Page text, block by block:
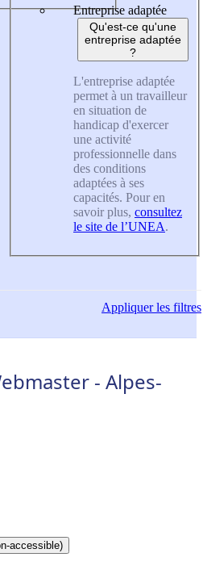
Entreprise adaptée
Qu'est-ce qu'une
entreprise adaptée
?
L'entreprise adaptée
permet à un travailleur
en situation de
handicap d'exercer
une activité
professionnelle dans
des conditions
adaptées à ses
capacités. Pour en
savoir plus, consultez
le site de l’UNEA.
Appliquerles filtres
- Alpes-
accessible)